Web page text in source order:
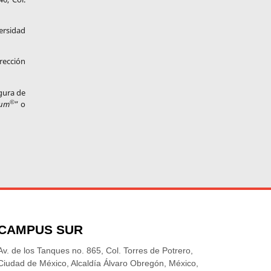
de
©” o
SUR
de los Tanques no. 865, Col. Torres de Potrero,
de México, Alcaldía Álvaro Obregón, México,